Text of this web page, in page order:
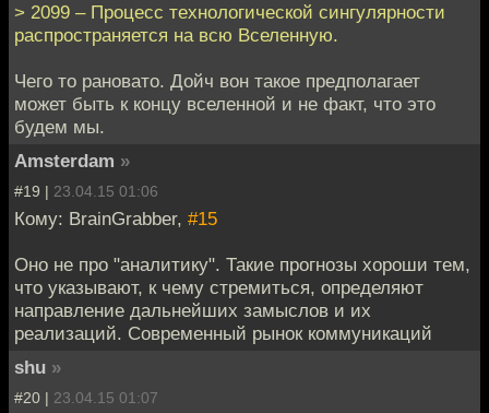
> 2099 – Процесс технологической сингулярности
распространяется на всю Вселенную.
Чего то рановато. Дойч вон такое предполагает
может быть к концу вселенной и не факт, что это
будем мы.
Amsterdam »
#19 | 23.04.15 01:06
Кому: BrainGrabber, #15
Оно не про "аналитику". Такие прогнозы хороши тем,
что указывают, к чему стремиться, определяют
направление дальнейших замыслов и их
реализаций. Современный рынок коммуникаций
shu »
#20 | 23.04.15 01:07